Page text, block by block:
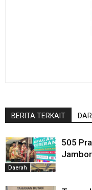
BERITA TERKAIT
Daerah
505